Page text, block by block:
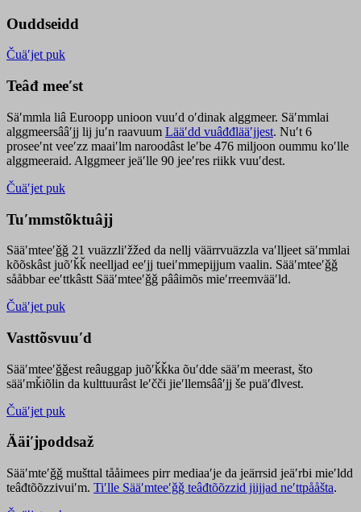
Ouddseidd
Čuäʹjet puk
Teâđ meeʹst
Säʹmmla liâ Euroopp unioon vuuʹd oʹdinak alggmeer. Säʹmmlai
alggmeersââʹjj lij juʹn raavuum Lääʹdd vuâđđlääʹjjest. Nuʹt 6
proseeʹnt veeʹzz maaiʹlm naroodâst leʹbe 476 miljoon oummu koʹlle
alggmeeraid. Alggmeer jeäʹlle 90 jeeʹres riikk vuuʹdest.
Čuäʹjet puk
Tuʹmmstõktuâjj
Sääʹmteeʹǧǧ 21 vuäzzliʹžžed da nellj väärrvuäzzla vaʹlljeet säʹmmlai
kõõskâst juõʹǩǩ neelljad eeʹjj tueiʹmmepijjum vaalin. Sääʹmteeʹǧǧ
sååbbar eeʹttkâstt Sääʹmteeʹǧǧ pââimõs mieʹrreemvääʹld.
Čuäʹjet puk
Vasttõsvuuʹd
Sääʹmteeʹǧǧest reâuggap juõʹǩǩka õuʹdde sääʹm meerast, što
sääʹmǩiõlin da kulttuurâst leʹčči jieʹllemsââʹjj še puäʹđlvest.
Čuäʹjet puk
Ääiʹjpoddsaž
Sääʹmteʹǧǧ mušttal tååimees pirr mediaaʹje da jeärrsid jeäʹrbi mieʹldd
teâđtõõzzivuiʹm. Tiʹlle Sääʹmteeʹǧǧ teâđtõõzzid jiijjad neʹttpååšta.